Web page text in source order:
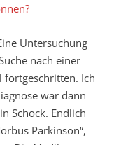
Untersuchung
nach einer
fortgeschritten. Ich
war dann
Schock. Endlich
Parkinson“,